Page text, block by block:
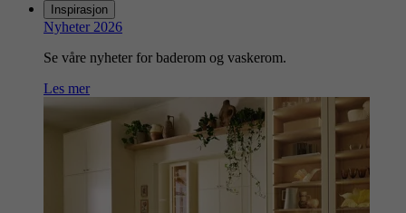
Inspirasjon
Nyheter 2026
Se våre nyheter for baderom og vaskerom.
Les mer